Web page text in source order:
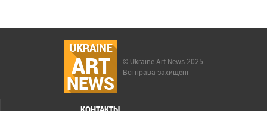
UKRAINE
ART
NEWS
© Ukraine Art News 2025
Всі права захищені
КОНТАКТЫ